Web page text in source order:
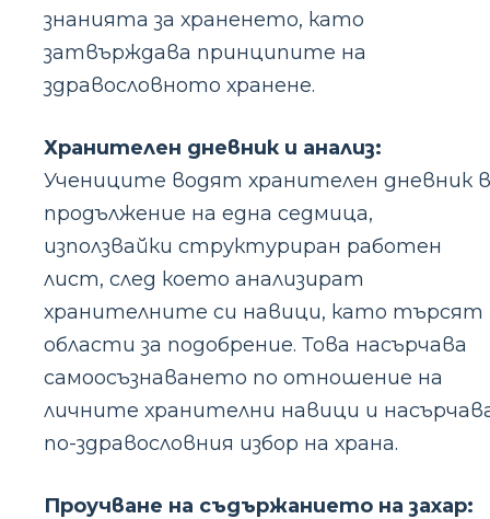
знанията за храненето, като
затвърждава принципите на
здравословното хранене.
Хранителен дневник и анализ:
Учениците водят хранителен дневник в
продължение на една седмица,
използвайки структуриран работен
лист, след което анализират
хранителните си навици, като търсят
области за подобрение. Това насърчава
самоосъзнаването по отношение на
личните хранителни навици и
по-здравословния избор на храна.
Проучване на съдържанието на захар: